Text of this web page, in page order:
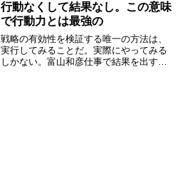
は、柔軟性である。物事は基...
行動なくして結果なし。この意味
で行動力とは最強の
戦略の有効性を検証する唯一の方法は、
実行してみることだ。実際にやってみる
しかない。富山和彦仕事で結果を出すた